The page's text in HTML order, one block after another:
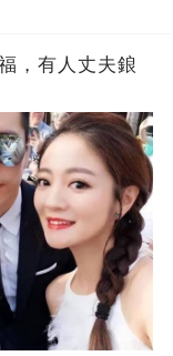
，有人丈夫鋃